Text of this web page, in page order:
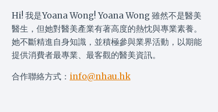
Hi! 我是Yoana Wong! Yoana Wong 雖然不是醫美
醫生，但她對醫美產業有著高度的熱忱與專業素養。
她不斷精進自身知識，並積極參與業界活動，以期能
提供消費者最專業、最客觀的醫美資訊。
合作聯絡方式： info@nhau.hk